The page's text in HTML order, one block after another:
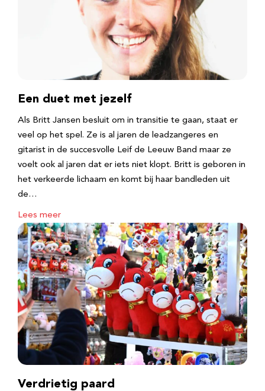
Een duet met jezelf
Als Britt Jansen besluit om in transitie te gaan, staat er
veel op het spel. Ze is al jaren de leadzangeres en
gitarist in de succesvolle Leif de Leeuw Band maar ze
voelt ook al jaren dat er iets niet klopt. Britt is geboren in
het verkeerde lichaam en komt bij haar bandleden uit
de…
Lees meer
Verdrietig paard